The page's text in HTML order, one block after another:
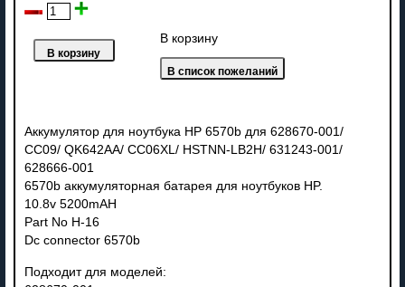
В корзину
Аккумулятор для ноутбука HP 6570b для 628670-001/
CC09/ QK642AA/ CC06XL/ HSTNN-LB2H/ 631243-001/
628666-001
6570b аккумуляторная батарея для ноутбуков HP.
10.8v 5200mAH
Part No H-16
Dc connector 6570b
Подходит для моделей: